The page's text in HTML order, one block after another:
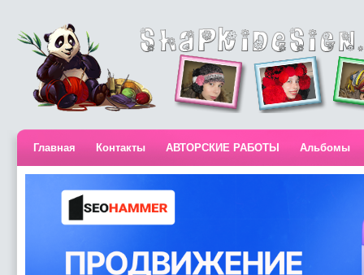
Главная Контакты АВТОРСКИЕ РАБОТЫ Альбомы